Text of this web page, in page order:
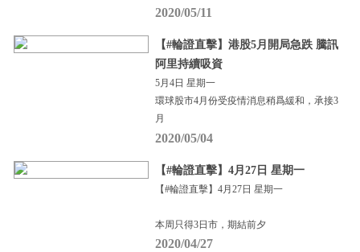
2020/05/11
【#輪證直擊】港股5月開局急跌 騰訊
阿里持續吸資
5月4日 星期一
環球股市4月份受疫情消息稍爲緩和，承接3
月
2020/05/04
【#輪證直擊】4月27日 星期一
【#輪證直擊】4月27日 星期一
本周只得3日市，期結前夕
2020/04/27